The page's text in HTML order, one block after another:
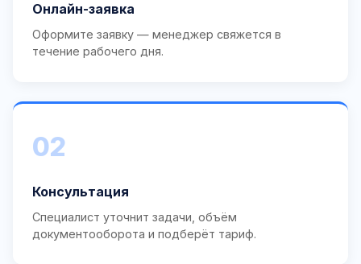
Онлайн-заявка
Оформите заявку — менеджер свяжется в
течение рабочего дня.
02
Консультация
Специалист уточнит задачи, объём
документооборота и подберёт тариф.